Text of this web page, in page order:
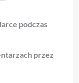
podczas
przez